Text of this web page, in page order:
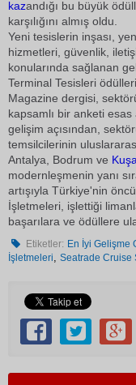
kazandığı bu büyük
karşılığını almış oldu.
Yeni tesislerin inşası,
hizmetleri, güvenlik,
konularında sağlanan
Terminal Tesisleri
Magazine dergisi,
kapsamlı bir anketi
gelişim açısından,
temsilcilerinin
Antalya, Bodrum ve
modernleşmenin yanı
artışıyla Türkiye'nin
İşletmeleri, işlettiği
başarılara ve ödüllere
Etiketler: En İyi Gelişme
İşletmeleri, Seatrade Cruise